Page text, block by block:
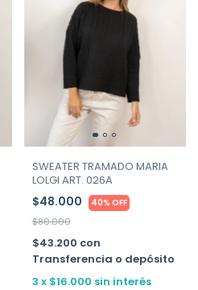
SWEATER TRAMADO MARIA
LOLGI ART. 026A
$48.000 40% OFF
$80.000
$43.200 con
Transferencia o depósito
3 x $16.000 sin interés